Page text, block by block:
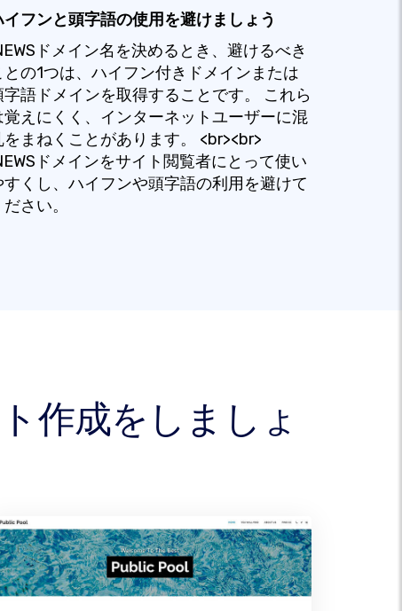
イフンと頭字語の使用を避けましょう
ドメイン名を決めるとき、避けるべき
との1つは、ハイフン付きドメインまたは
字語ドメインを取得することです。 これら
覚えにくく、インターネットユーザーに混
をまねくことがあります。 <br><br>
ドメインをサイト閲覧者にとって使い
すくし、ハイフンや頭字語の利用を避けて
ださい。
作成をしましょ